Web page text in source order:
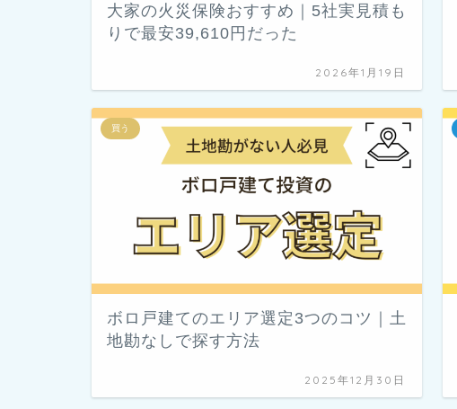
大家の火災保険おすすめ｜5社実見積も
りで最安39,610円だった
2026年1月19日
買う
ボロ戸建てのエリア選定3つのコツ｜土
地勘なしで探す方法
2025年12月30日